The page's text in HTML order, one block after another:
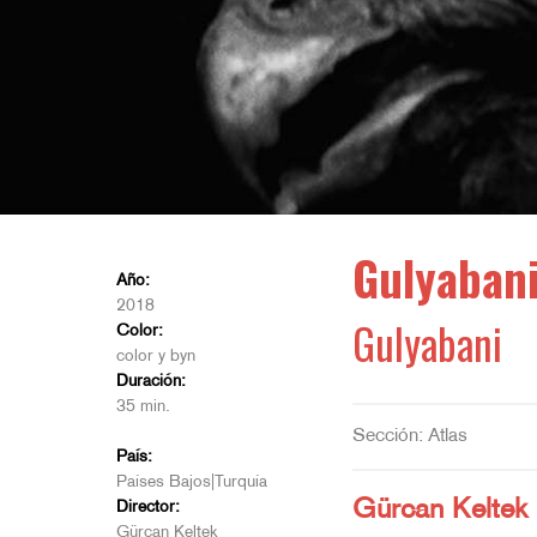
Año:
2018
Color:
color y byn
Duración:
35 min.
País:
Países Bajos|Turquía
Director:
Gürcan Keltek
Gulyabani
Sección: Atlas
Gürcan Keltek